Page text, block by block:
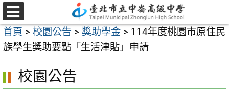
跳
至
主
要
容
選
單
首頁 > 校園公告 > 獎助學金 > 114年度桃園市原住民
族學生獎助要點「生活津貼」申請
校園公告